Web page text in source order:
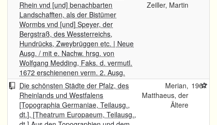
Rhein vnd [und] benachbarten
Landschafften, als der Bistümer
Wormbs vnd [und] Speyer, der
Bergstraß, des Wessterreichs,
Hundrücks, Zweybrüggen etc. | Neue
Ausg. / mit e. Nachw. hrsg. von
Wolfgang Medding, Faks. d. vermutl.
1672 erschienenen verm. 2. Ausg.
Zeiller, Martin
Die schönsten Städte der Pfalz, des
Rheinlands und Westfalens
[Topographia Germaniae, Teilausg.,
dt.], [Theatrum Europaeum, Teilausg.,
Merian,
Matthaeus, der
Ältere
1967